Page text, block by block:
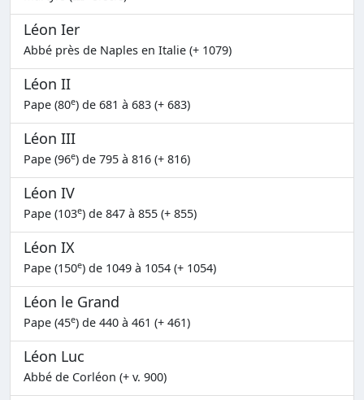
Léon Ier
Abbé près de Naples en Italie (+ 1079)
Léon II
Pape (80e) de 681 à 683 (+ 683)
Léon III
Pape (96e) de 795 à 816 (+ 816)
Léon IV
Pape (103e) de 847 à 855 (+ 855)
Léon IX
Pape (150e) de 1049 à 1054 (+ 1054)
Léon le Grand
Pape (45e) de 440 à 461 (+ 461)
Léon Luc
Abbé de Corléon (+ v. 900)